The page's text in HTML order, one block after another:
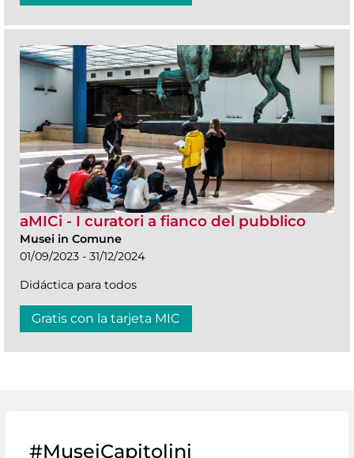
aMICi - I curatori a fianco del pubblico
Musei in Comune
01/09/2023 - 31/12/2024
Didáctica para todos
Gratis con la tarjeta MIC
#MuseiCapitolini